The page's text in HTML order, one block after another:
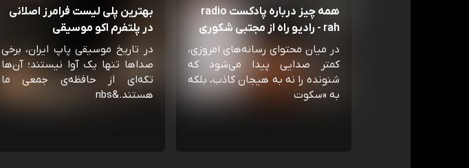
همه چیز درباره پادکست radio
rah - رادیو راه از مجتبی شکوری
در میان محتوای رسانه‌های امروزی،
کمتر صدایی پیدا می‌شود که
شنونده را نه به هیجان کاذب، بلکه
به «سکوت
بهترین پلی لیست فرامرز اصلانی
در پلتفرم اکو موسیقی
در تاریخ موسیقی پاپ ایران، برخی
صداها تنها یک آوا نیستند؛ آن‌ها
تکه‌ای از حافظه‌ی جمعی ما
هستند.&nbs